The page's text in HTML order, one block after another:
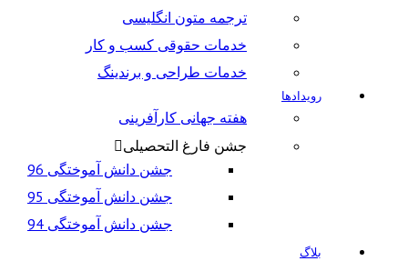
ترجمه متون انگلیسی
خدمات حقوقی کسب و کار
خدمات طراحی و برندینگ
رویدادها
هفته جهانی کارآفرینی
جشن فارغ التحصیلی
جشن دانش آموختگی 96
جشن دانش آموختگی 95
جشن دانش آموختگی 94
بلاگ